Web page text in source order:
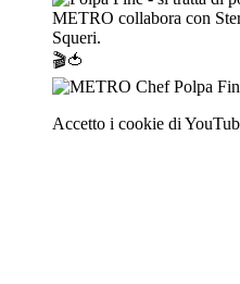
METRO collabora con
Squeri.
🎬🍅
Accetto i cookie di